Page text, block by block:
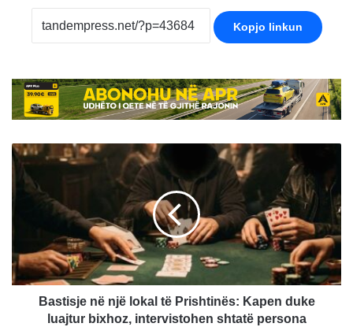
Kopjo linkun
Bastisje
Kapen
duke
luajtur
bixhoz,
intervistohen
Bastisje në një lokal të Prishtinës: Kapen duke
luajtur bixhoz, intervistohen shtatë persona